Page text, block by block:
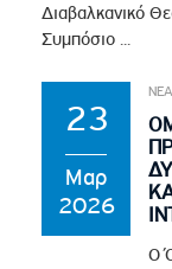
Διαβαλκανικό
Συμπόσιο ...
23
Μαρ
2026
ΝΕΑ
Ο